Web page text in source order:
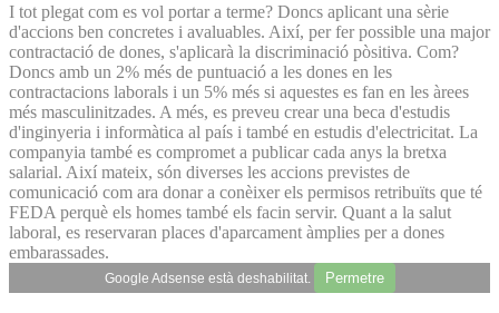
I tot plegat com es vol portar a terme? Doncs aplicant una sèrie
d'accions ben concretes i avaluables. Així, per fer possible una major
contractació de dones, s'aplicarà la discriminació pòsitiva. Com?
Doncs amb un 2% més de puntuació a les dones en les
contractacions laborals i un 5% més si aquestes es fan en les àrees
més masculinitzades. A més, es preveu crear una beca d'estudis
d'inginyeria i informàtica al país i també en estudis d'electricitat. La
companyia també es compromet a publicar cada anys la bretxa
salarial. Així mateix, són diverses les accions previstes de
comunicació com ara donar a conèixer els permisos retribuïts que té
FEDA perquè els homes també els facin servir. Quant a la salut
laboral, es reservaran places d'aparcament àmplies per a dones
embarassades.
Google Adsense està deshabilitat. Permetre